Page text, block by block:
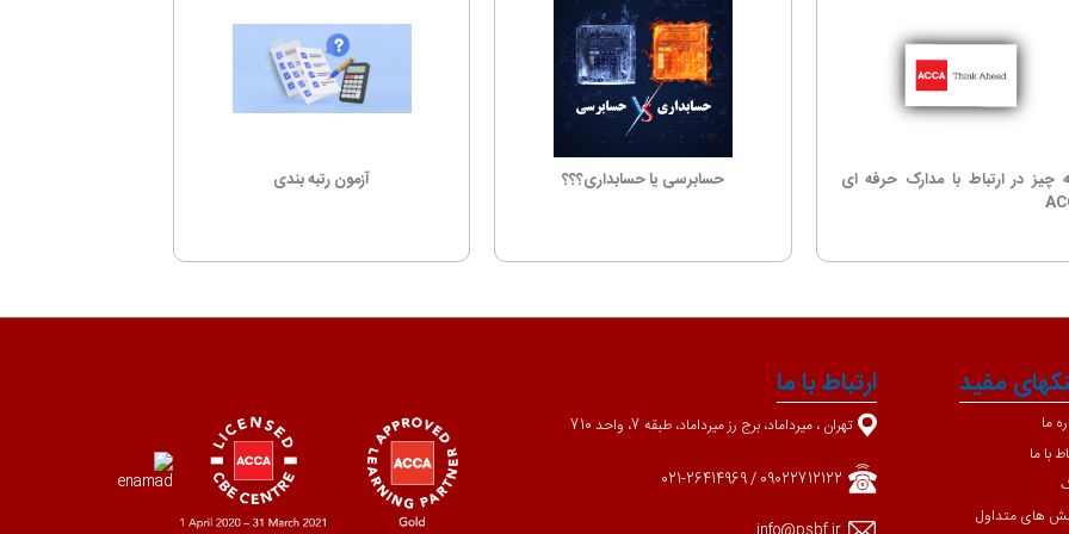
چیز در ارتباط با مدارک حرفه ای
حسابرسی یا حسابداری؟؟؟
آزمون رتبه بندی
مفید
ما
با ما
های متداول
ارتباط با ما
تهران ، میرداماد، برج رز میرداماد، طبقه 7، واحد 710
09022712122 / 021-26414969